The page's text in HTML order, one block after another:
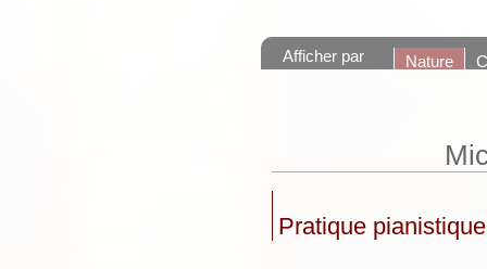
Afficher par Nature
Pratique